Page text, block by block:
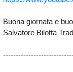
Buona giornata e
Salvatore Bilotta